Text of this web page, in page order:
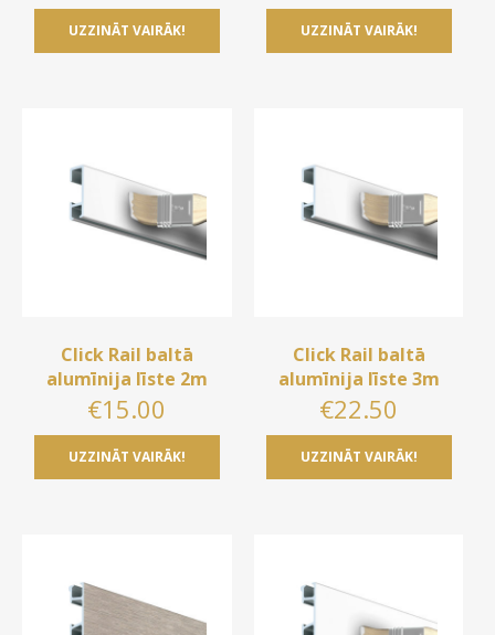
UZZINĀT VAIRĀK! UZZINĀT VAIRĀK!
Click Rail baltā
alumīnija līste 2m
€15.00
UZZINĀT VAIRĀK!
Click Rail baltā
alumīnija līste 3m
€22.50
UZZINĀT VAIRĀK!